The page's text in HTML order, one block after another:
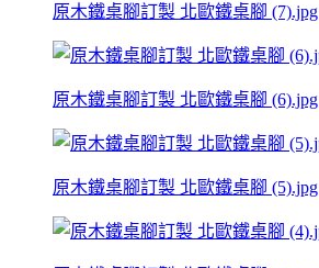
原木鐵桌腳訂製 北歐鐵桌腳 (7).jpg
原木鐵桌腳訂製 北歐鐵桌腳 (6).jpg
原木鐵桌腳訂製 北歐鐵桌腳 (5).jpg